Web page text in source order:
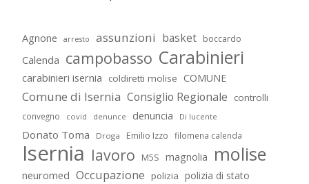
Agnone arresto assunzioni basket boccardo
Calenda campobasso Carabinieri
carabinieri isernia coldiretti molise COMUNE
Comune di Isernia Consiglio Regionale controlli
convegno covid denunce denuncia Di lucente
Donato Toma Droga Emilio Izzo filomena calenda
Isernia lavoro M5S magnolia molise
neuromed Occupazione polizia polizia di stato